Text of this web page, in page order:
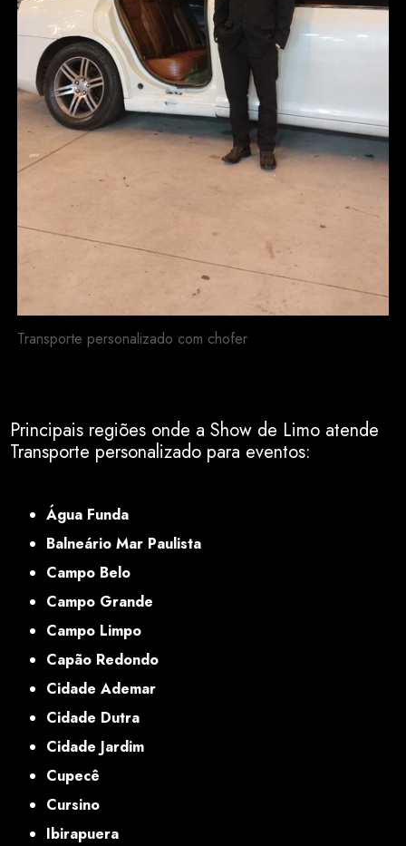
Transporte personalizado com chofer
Principais regiões onde a Show de Limo atende
Transporte personalizado para eventos:
Água Funda
Balneário Mar Paulista
Campo Belo
Campo Grande
Campo Limpo
Capão Redondo
Cidade Ademar
Cidade Dutra
Cidade Jardim
Cupecê
Cursino
Ibirapuera